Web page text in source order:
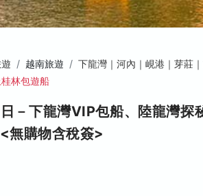
越南旅遊
下龍灣｜河內｜峴港｜芽莊
林包遊船
－下龍灣VIP包船、陸龍灣探
無購物含稅簽>